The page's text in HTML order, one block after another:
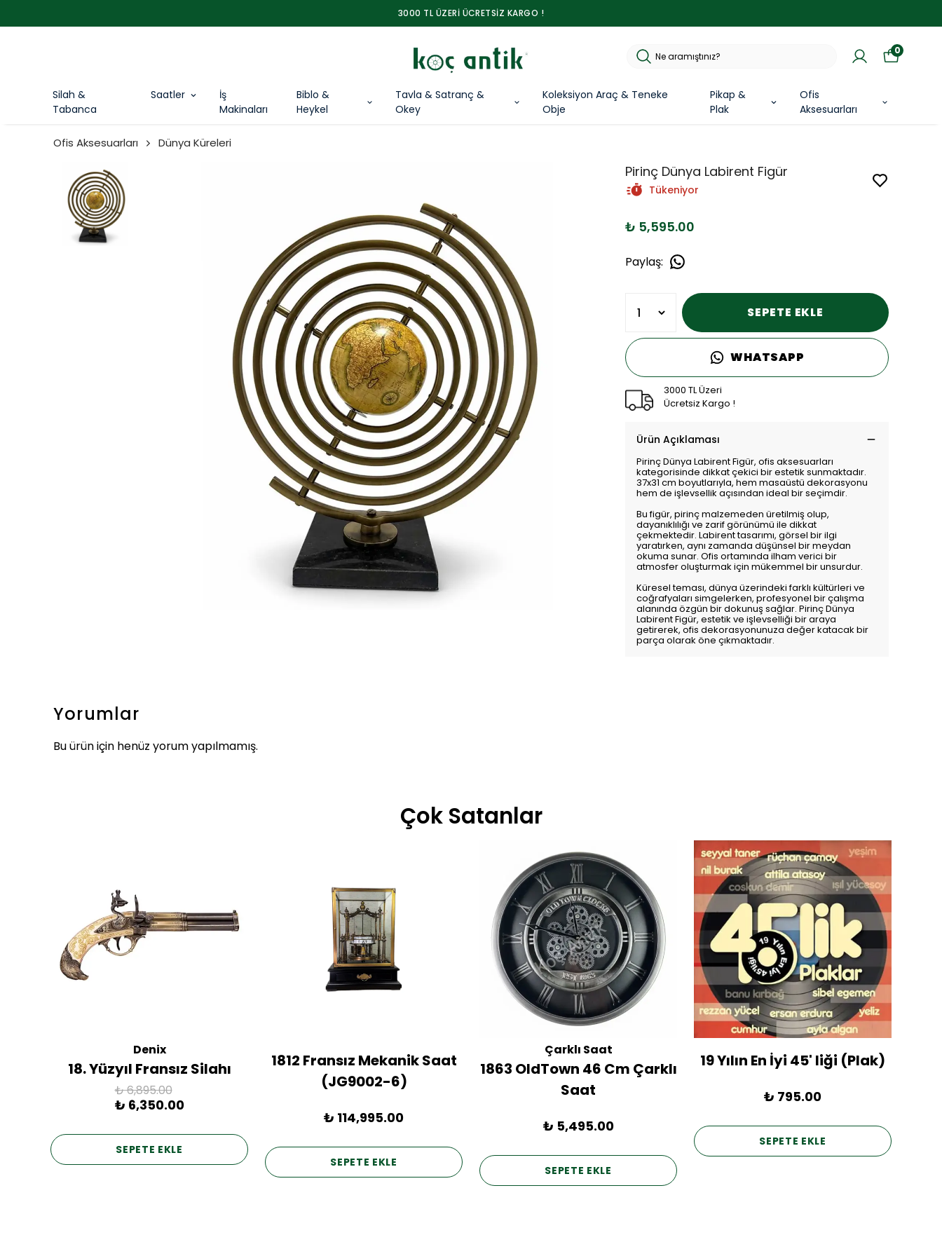
3000 TL ÜZERİ ÜCRETSİZ KARGO !
Silah &
Tabanca
Saatler
İş
Makinaları
Biblo &
Heykel
Tavla & Satranç &
Okey
Koleksiyon Araç & Teneke
Obje
Pikap &
Plak
Ofis
Aksesuarları
0
Ofis Aksesuarları Dünya Küreleri
Pirinç Dünya Labirent Figür
Tükeniyor
₺ 5,595.00
Paylaş:
SEPETE EKLE
WHATSAPP
3000 TL Üzeri
Ücretsiz Kargo !
Ürün Açıklaması
Pirinç Dünya Labirent Figür, ofis aksesuarları
kategorisinde dikkat çekici bir estetik sunmaktadır.
37x31 cm boyutlarıyla, hem masaüstü dekorasyonu
hem de işlevsellik açısından ideal bir seçimdir.
Bu figür, pirinç malzemeden üretilmiş olup,
dayanıklılığı ve zarif görünümü ile dikkat
çekmektedir. Labirent tasarımı, görsel bir ilgi
yaratırken, aynı zamanda düşünsel bir meydan
okuma sunar. Ofis ortamında ilham verici bir
atmosfer oluşturmak için mükemmel bir unsurdur.
Küresel teması, dünya üzerindeki farklı kültürleri ve
coğrafyaları simgelerken, profesyonel bir çalışma
alanında özgün bir dokunuş sağlar. Pirinç Dünya
Labirent Figür, estetik ve işlevselliği bir araya
getirerek, ofis dekorasyonunuza değer katacak bir
parça olarak öne çıkmaktadır.
Yorumlar
Bu ürün için henüz yorum yapılmamış.
Çok Satanlar
Denix
18. Yüzyıl Fransız Silahı
₺ 6,895.00
₺ 6,350.00
SEPETE EKLE
1812 Fransız Mekanik Saat
(JG9002-6)
₺ 114,995.00
SEPETE EKLE
Çarklı Saat
1863 OldTown 46 Cm Çarklı
Saat
₺ 5,495.00
SEPETE EKLE
19 Yılın En İyi 45' liği (Plak)
₺ 795.00
SEPETE EKLE